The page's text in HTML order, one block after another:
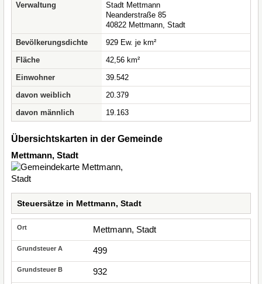
Verwaltung
Stadt Mettmann
Neanderstraße 85
40822 Mettmann, Stadt
Bevölkerungsdichte
929 Ew. je km²
Fläche
42,56 km²
Einwohner
39.542
davon weiblich
20.379
davon männlich
19.163
Übersichtskarten in der Gemeinde
Mettmann, Stadt
Steuersätze in Mettmann, Stadt
Mettmann, Stadt
499
932